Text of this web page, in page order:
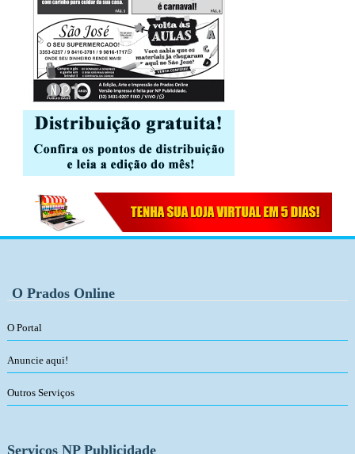
O Prados Online
O Portal
Anuncie aqui!
Outros Serviços
Serviços NP Publicidade